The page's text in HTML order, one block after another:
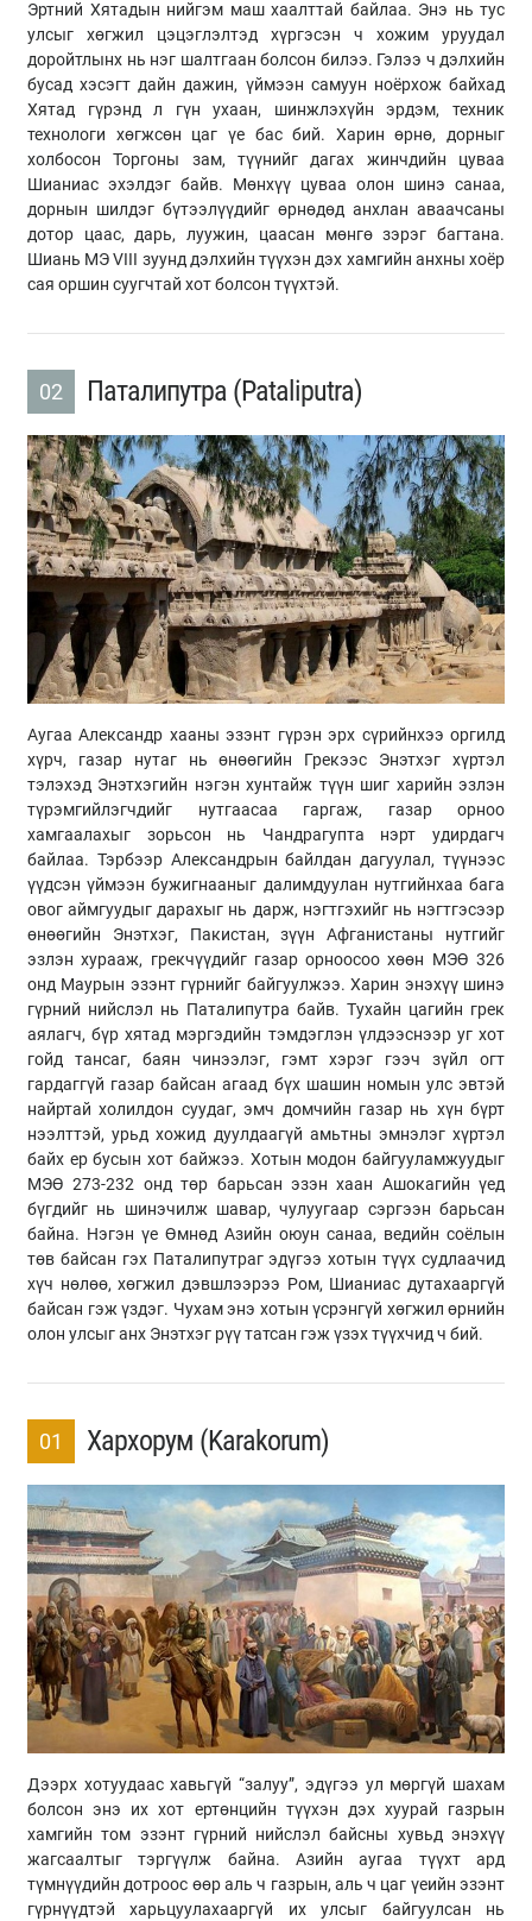
Эртний Хятадын нийгэм маш хаалттай байлаа. Энэ нь тус
улсыг хөгжил цэцэглэлтэд хүргэсэн ч хожим уруудал
доройтлынх нь нэг шалтгаан болсон билээ. Гэлээ ч дэлхийн
бусад хэсэгт дайн дажин, үймээн самуун ноёрхож байхад
Хятад гүрэнд л гүн ухаан, шинжлэхүйн эрдэм, техник
технологи хөгжсөн цаг үе бас бий. Харин өрнө, дорныг
холбосон Торгоны зам, түүнийг дагах жинчдийн цуваа
Шианиас эхэлдэг байв. Мөнхүү цуваа олон шинэ санаа,
дорнын шилдэг бүтээлүүдийг өрнөдөд анхлан аваачсаны
дотор цаас, дарь, луужин, цаасан мөнгө зэрэг багтана.
Шиань МЭ VIII зуунд дэлхийн түүхэн дэх хамгийн анхны хоёр
сая оршин суугчтай хот болсон түүхтэй.
02 Паталипутра (Pataliputra)
Аугаа Александр хааны эзэнт гүрэн эрх сүрийнхээ оргилд
хүрч, газар нутаг нь өнөөгийн Грекээс Энэтхэг хүртэл
тэлэхэд Энэтхэгийн нэгэн хунтайж түүн шиг харийн эзлэн
түрэмгийлэгчдийг нутгаасаа гаргаж, газар орноо
хамгаалахыг зорьсон нь Чандрагупта нэрт удирдагч
байлаа. Тэрбээр Александрын байлдан дагуулал, түүнээс
үүдсэн үймээн бужигнааныг далимдуулан нутгийнхаа бага
овог аймгуудыг дарахыг нь дарж, нэгтгэхийг нь нэгтгэсээр
өнөөгийн Энэтхэг, Пакистан, зүүн Афганистаны нутгийг
эзлэн хурааж, грекчүүдийг газар орноосоо хөөн МЭӨ 326
онд Маурын эзэнт гүрнийг байгуулжээ. Харин энэхүү шинэ
гүрний нийслэл нь Паталипутра байв. Тухайн цагийн грек
аялагч, бүр хятад мэргэдийн тэмдэглэн үлдээснээр уг хот
гойд тансаг, баян чинээлэг, гэмт хэрэг гээч зүйл огт
гардаггүй газар байсан агаад бүх шашин номын улс эвтэй
найртай холилдон суудаг, эмч домчийн газар нь хүн бүрт
нээлттэй, урьд хожид дуулдаагүй амьтны эмнэлэг хүртэл
байх ер бусын хот байжээ. Хотын модон байгууламжуудыг
МЭӨ 273-232 онд төр барьсан эзэн хаан Ашокагийн үед
бүгдийг нь шинэчилж шавар, чулуугаар сэргээн барьсан
байна. Нэгэн үе Өмнөд Азийн оюун санаа, ведийн соёлын
төв байсан гэх Паталипутраг эдүгээ хотын түүх судлаачид
хүч нөлөө, хөгжил дэвшлээрээ Ром, Шианиас дутахааргүй
байсан гэж үздэг. Чухам энэ хотын үсрэнгүй хөгжил өрнийн
олон улсыг анх Энэтхэг рүү татсан гэж үзэх түүхчид ч бий.
01 Хархорум (Karakorum)
Дээрх хотуудаас хавьгүй “залуу”, эдүгээ ул мөргүй шахам
болсон энэ их хот ертөнцийн түүхэн дэх хуурай газрын
хамгийн том эзэнт гүрний нийслэл байсны хувьд энэхүү
жагсаалтыг тэргүүлж байна. Азийн аугаа түүхт ард
түмнүүдийн дотроос өөр аль ч газрын, аль ч цаг үеийн эзэнт
гүрнүүдтэй харьцуулахааргүй их улсыг байгуулсан нь